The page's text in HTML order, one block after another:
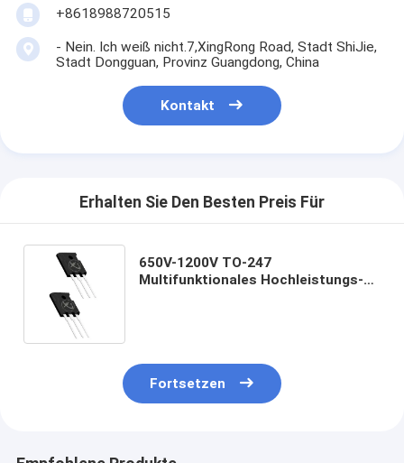
+8618988720515
- Nein. Ich weiß nicht.7,XingRong Road, Stadt ShiJie,
Stadt Dongguan, Provinz Guangdong, China
Kontakt
Erhalten Sie Den Besten Preis Für
650V-1200V TO-247
Multifunktionales Hochleistungs-
Fortsetzen